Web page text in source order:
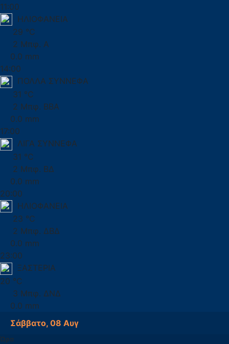
11:00
ΗΛΙΟΦΑΝΕΙΑ
29 °C
2 Μπφ. Α
0.0 mm
14:00
ΠΟΛΛΑ ΣΥΝΝΕΦΑ
31 °C
2 Μπφ. ΒΒΑ
0.0 mm
17:00
ΛΙΓΑ ΣΥΝΝΕΦΑ
31 °C
2 Μπφ. ΒΔ
0.0 mm
20:00
ΗΛΙΟΦΑΝΕΙΑ
23 °C
2 Μπφ. ΔΒΔ
0.0 mm
23:00
ΞΑΣΤΕΡΙΑ
20 °C
3 Μπφ. ΔΝΔ
0.0 mm
Σάββατο, 08 Αυγ
Ώρα